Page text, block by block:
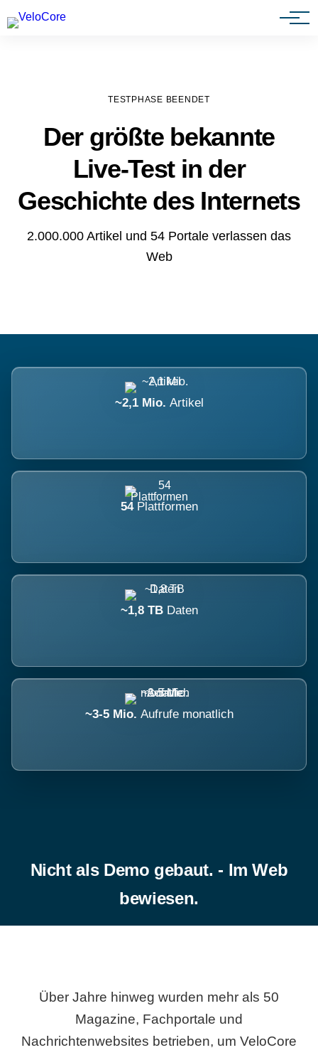
Agenturen & Webdesigner
TESTPHASE BEENDET
Der größte bekannte
Live-Test in der
Geschichte des Internets
2.000.000 Artikel und 54 Portale verlassen das
Web
~2,1 Mio. Artikel
54 Plattformen
~1,8 TB Daten
~3-5 Mio. Aufrufe monatlich
Nicht als Demo gebaut. - Im Web
bewiesen.
Über Jahre hinweg wurden mehr als 50
Magazine, Fachportale und
Nachrichtenwebsites betrieben, um VeloCore